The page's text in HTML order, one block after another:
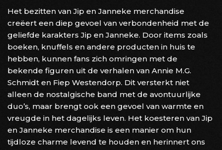
Het bezitten van Jip en Janneke merchandise
creëert een diep gevoel van verbondenheid met de
geliefde karakters Jip en Janneke. Door items zoals
boeken, knuffels en andere producten in huis te
hebben, kunnen fans zich omringen met de
bekende figuren uit de verhalen van Annie M.G.
Schmidt en Fiep Westendorp. Dit versterkt niet
alleen de nostalgische band met de avontuurlijke
duo’s, maar brengt ook een gevoel van warmte en
vreugde in het dagelijks leven. Het koesteren van Jip
en Janneke merchandise is een manier om hun
tijdloze charme levend te houden en herinnert ons